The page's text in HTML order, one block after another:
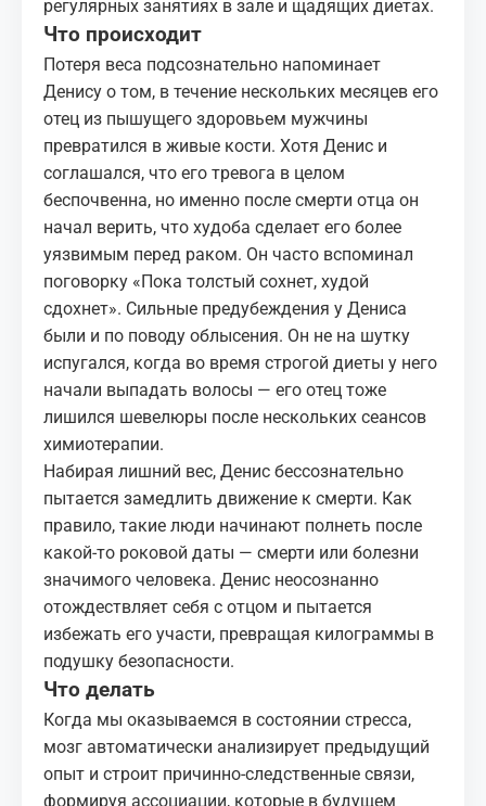
регулярных занятиях в зале и щадящих диетах.
Что происходит
Потеря веса подсознательно напоминает
Денису о том, в течение нескольких месяцев его
отец из пышущего здоровьем мужчины
превратился в живые кости. Хотя Денис и
соглашался, что его тревога в целом
беспочвенна, но именно после смерти отца он
начал верить, что худоба сделает его более
уязвимым перед раком. Он часто вспоминал
поговорку «Пока толстый сохнет, худой
сдохнет». Сильные предубеждения у Дениса
были и по поводу облысения. Он не на шутку
испугался, когда во время строгой диеты у него
начали выпадать волосы — его отец тоже
лишился шевелюры после нескольких сеансов
химиотерапии.
Набирая лишний вес, Денис бессознательно
пытается замедлить движение к смерти. Как
правило, такие люди начинают полнеть после
какой‑то роковой даты — смерти или болезни
значимого человека. Денис неосознанно
отождествляет себя с отцом и пытается
избежать его участи, превращая килограммы в
подушку безопасности.
Что делать
Когда мы оказываемся в состоянии стресса,
мозг автоматически анализирует предыдущий
опыт и строит причинно‑следственные связи,
формируя ассоциации, которые в будущем